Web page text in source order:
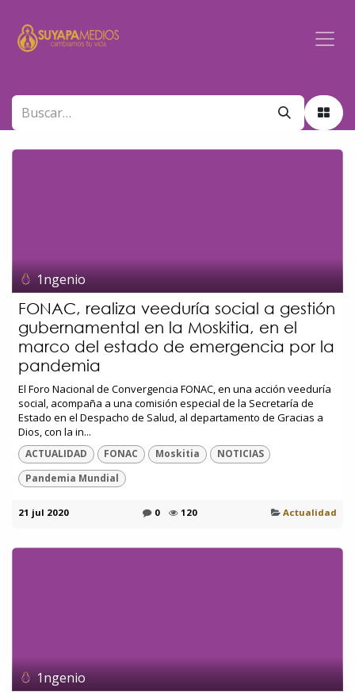
1ngenio
FONAC, realiza veeduría social a gestión
gubernamental en la Moskitia, en el
marco del estado de emergencia por la
pandemia
El Foro Nacional de Convergencia FONAC, en una acción veeduría
social, acompaña a una comisión especial de la Secretaría de
Estado en el Despacho de Salud, al departamento de Gracias a
Dios, con la in...
ACTUALIDAD FONAC Moskitia
NOTICIAS
Pandemia Mundial
21 jul 2020 0 120 Actualidad
1ngenio